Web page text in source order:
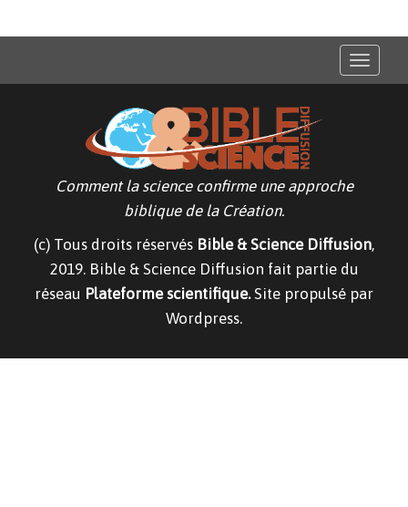
T
o
i
Comment la science confirme une approche
biblique de la Création.
(c) Tous droits réservés Bible & Science Diffusion,
2019. Bible & Science Diffusion fait partie du
réseau Plateforme scientifique.Site propulsé par
Wordpress.